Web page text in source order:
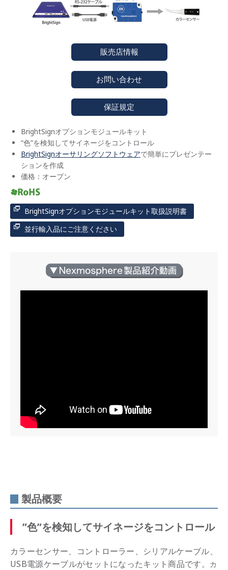
販売店情報
お問い合わせ
保証規定
BrightSignオプションモジュールキット
“色”を検知してサイネージをコントロール
BrightSignオーサリングソフトウェアで簡単にプレゼンテー
ションを作成
価格：オープン
BrightSignオプションモジュールキット取扱説明書
並行輸入品にご注意ください
製品概要
”色”を検知してサイネージをコントロール
カラーセンサー、コントローラー、シリアルケーブル、
USB電源ケーブルがセットになったキット商品です。
カ